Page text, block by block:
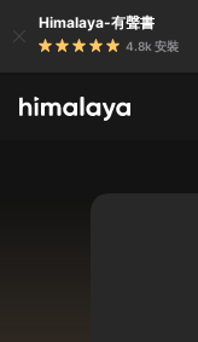
Himalaya-有聲書
4.8k 安裝